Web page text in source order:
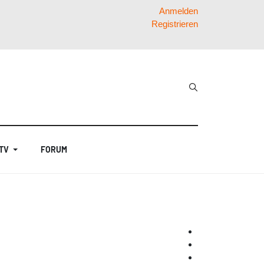
Anmelden
Registrieren
FORUM